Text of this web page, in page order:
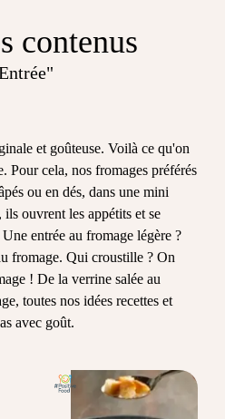
contenus
et goûteuse. Voilà ce qu'on
Pour cela, nos fromages préférés
ou en dés, dans une mini
ouvrent les appétits et se
entrée au fromage légère ?
fromage. Qui croustille ? On
! De la verrine salée au
toutes nos idées recettes et
avec goût.